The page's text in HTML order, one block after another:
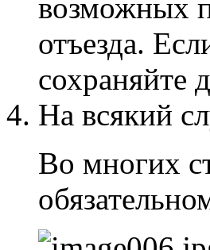
возможных
отъезда.
сохраняйте
На всякий
Во многих